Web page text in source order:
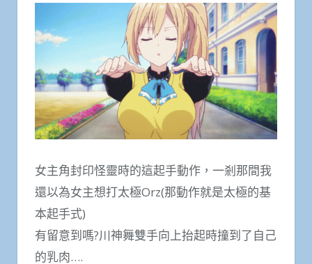
女主角封印怪靈時的這起手動作，一剎那間我
還以為女主想打太極Orz(那動作就是太極的基
本起手式)
有留意到嗎?川神舞雙手向上抬起時撞到了自己
的乳肉….